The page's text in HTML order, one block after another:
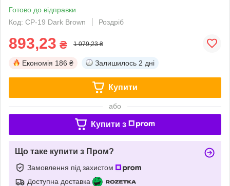
Готово до відправки
Код: CP-19 Dark Brown
Роздріб
893,23 ₴ 1 079,23 ₴
Економія 186 ₴ Залишилось 2 дні
Купити
або
Купити з
Що таке купити з Пром?
Замовлення під захистом
Доступна доставка